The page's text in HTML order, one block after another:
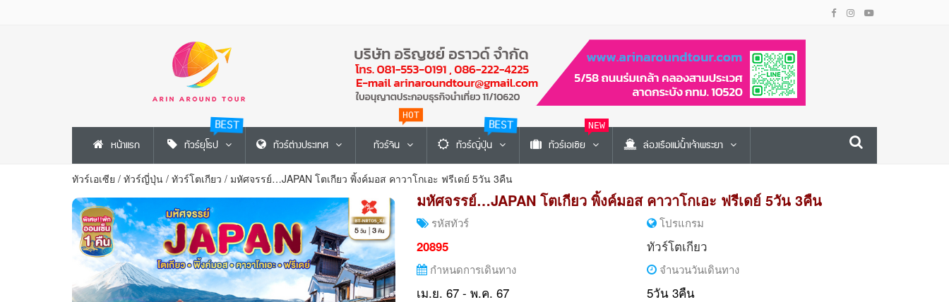
หน้าแรก ทัวร์ยุโรป
BEST
ทัวร์ต่างประเทศ ทัวร์จีน
HOT
ทัวร์ญี่ปุ่น
BEST
ทัวร์เอเซีย
NEW
ล่องเรือแม่น้ำเจ้าพระยา
ทัวร์เอเซีย / ทัวร์ญี่ปุ่น / ทัวร์โตเกียว / มหัศจรรย์…JAPAN โตเกียว พิ้งค์มอส คาวาโกเอะ ฟรีเดย์ 5วัน 3คืน
มหัศจรรย์…JAPAN โตเกียว พิ้งค์มอส คาวาโกเอะ ฟรีเดย์ 5วัน 3คืน
รหัสทัวร์
20895
โปรแกรม
ทัวร์โตเกียว
กำหนดการเดินทาง
เม.ย. 67 - พ.ค. 67
จำนวนวันเดินทาง
5วัน 3คืน